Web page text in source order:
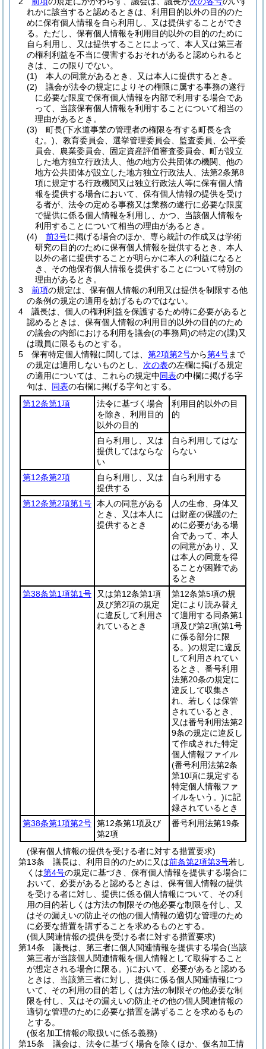
れかに該当すると認めるときは、利用目的以外の目的のた
めに保有個人情報を自ら利用し、又は提供することができ
る。 ただし、保有個人情報を利用目的以外の目的のために
自ら利用し、又は提供することによって、本人又は第三者
の権利利益を不当に侵害するおそれがあると認められると
きは、この限りでない。
(1)
本人の同意があるとき、又は本人に提供するとき。
(2)
議会が法令の規定によりその権限に属する事務の遂行
に必要な限度で保有個人情報を内部で利用する場合であ
って、当該保有個人情報を利用することについて相当の
理由があるとき。
(3)
町長(下水道事業の管理者の権限を有する町長を含
む。) 、教育委員会、選挙管理委員会、監査委員、公平委
員会、農業委員会、固定資産評価審査委員会、町が設立
した地方独立行政法人、他の地方公共団体の機関、他の
地方公共団体が設立した地方独立行政法人、法第2条第8
項に規定する行政機関又は独立行政法人等に保有個人情
報を提供する場合において、保有個人情報の提供を受け
る者が、法令の定める事務又は業務の遂行に必要な限度
で提供に係る個人情報を利用し、かつ、当該個人情報を
利用することについて相当の理由があるとき。
(4)
前3号に掲げる場合のほか、専ら統計の作成又は学術
研究の目的のために保有個人情報を提供するとき、本人
以外の者に提供することが明らかに本人の利益になると
き、その他保有個人情報を提供することについて特別の
理由があるとき。
3
前項の規定は、保有個人情報の利用又は提供を制限する他
の条例の規定の適用を妨げるものではない。
4
議長は、個人の権利利益を保護するため特に必要があると
認めるときは、保有個人情報の利用目的以外の目的のため
の議会の内部における利用を議会(の事務局)の特定の(課)又
は職員に限るものとする。
5
保有特定個人情報に関しては、 第2項第2号から第4号まで
の規定は適用しないものとし、 次の表の左欄に掲げる規定
の適用については、これらの規定中同表の中欄に掲げる字
句は、 同表の右欄に掲げる字句とする。
第12条第1項
法令に基づく場合
を除き、利用目的
以外の目的
利用目的以外の目
的
自ら利用し、又は
提供してはならな
い
自ら利用してはな
らない
第12条第2項
自ら利用し、又は
提供する
自ら利用する
第12条第2項第1号 本人の同意がある
とき、又は本人に
提供するとき
人の生命、身体又
は財産の保護のた
めに必要がある場
合であって、本人
の同意があり、又
は本人の同意を得
ることが困難であ
るとき
第38条第1項第1号
又は第12条第1項
及び第2項の規定
に違反して利用さ
れているとき
第12条第5項の規
定により読み替え
て適用する同条第1
項及び第2項(第1号
に係る部分に限
る。)の規定に違反
して利用されてい
るとき、番号利用
法第20条の規定に
違反して収集さ
れ、若しくは保管
されているとき、
又は番号利用法第2
9条の規定に違反し
て作成された特定
個人情報ファイル
(番号利用法第2条
第10項に規定する
特定個人情報ファ
イルをいう。)に記
録されているとき
第38条第1項第2号 第12条第1項及び
第2項
番号利用法第19条
(保有個人情報の提供を受ける者に対する措置要求)
第13条
議長は、利用目的のために又は前条第2項第3号若し
くは第4号の規定に基づき、保有個人情報を提供する場合に
おいて、必要があると認めるときは、保有個人情報の提供
を受ける者に対し、提供に係る個人情報について、その利
用の目的若しくは方法の制限その他必要な制限を付し、又
はその漏えいの防止その他の個人情報の適切な管理のため
に必要な措置を講ずることを求めるものとする。
(個人関連情報の提供を受ける者に対する措置要求)
第14条
議長は、第三者に個人関連情報を提供する場合(当該
第三者が当該個人関連情報を個人情報として取得すること
が想定される場合に限る。)において、必要があると認める
ときは、当該第三者に対し、提供に係る個人関連情報につ
いて、その利用の目的若しくは方法の制限その他必要な制
限を付し、又はその漏えいの防止その他の個人関連情報の
適切な管理のために必要な措置を講ずることを求めるもの
とする。
(仮名加工情報の取扱いに係る義務)
第15条
議会は、法令に基づく場合を除くほか、仮名加工情